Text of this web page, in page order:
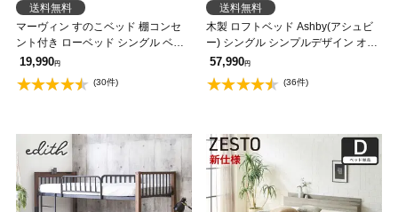
送料無料
マーヴィン すのこベッド 棚コンセ
ント付き ローベッド シングル ベッ
ドフレーム 木製 頑丈 耐荷重500kg
クリア 高さ3段階 低ホルムアルデヒ
ド
19,990円
(30件)
送料無料
木製 ロフトベッド Ashby(アシュビ
ー) シングル シンプルデザイン オー
プンシェルフ 棚付き。ベッド下スペ
ース有効活用 ブラウン ナチュラル
階段付き 【大型家具配送】
57,990円
(36件)